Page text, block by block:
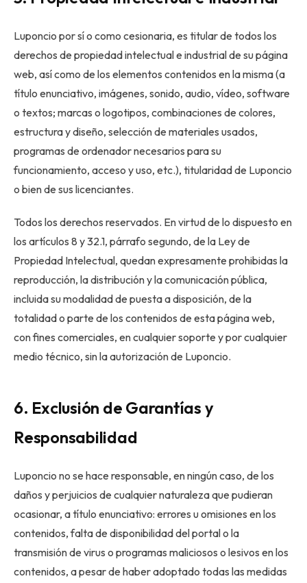
Luponcio por sí o como cesionaria, es titular de todos los
derechos de propiedad intelectual e industrial de su página
web, así como de los elementos contenidos en la misma (a
título enunciativo, imágenes, sonido, audio, vídeo, software
o textos; marcas o logotipos, combinaciones de colores,
estructura y diseño, selección de materiales usados,
programas de ordenador necesarios para su
funcionamiento, acceso y uso, etc.), titularidad de Luponcio
o bien de sus licenciantes.
Todos los derechos reservados. En virtud de lo dispuesto en
los artículos 8 y 32.1, párrafo segundo, de la Ley de
Propiedad Intelectual, quedan expresamente prohibidas la
reproducción, la distribución y la comunicación pública,
incluida su modalidad de puesta a disposición, de la
totalidad o parte de los contenidos de esta página web,
con fines comerciales, en cualquier soporte y por cualquier
medio técnico, sin la autorización de Luponcio.
6. Exclusión de Garantías y
Responsabilidad
Luponcio no se hace responsable, en ningún caso, de los
daños y perjuicios de cualquier naturaleza que pudieran
ocasionar, a título enunciativo: errores u omisiones en los
contenidos, falta de disponibilidad del portal o la
transmisión de virus o programas maliciosos o lesivos en los
contenidos, a pesar de haber adoptado todas las medidas